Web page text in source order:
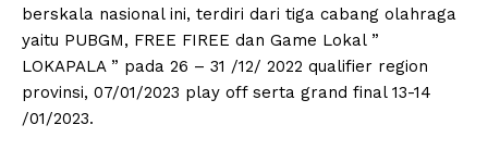
berskala nasional ini, terdiri dari tiga cabang olahraga
yaitu PUBGM, FREE FIREE dan Game Lokal ”
LOKAPALA ” pada 26 – 31 /12/ 2022 qualifier region
provinsi, 07/01/2023 play off serta grand final 13-14
/01/2023.